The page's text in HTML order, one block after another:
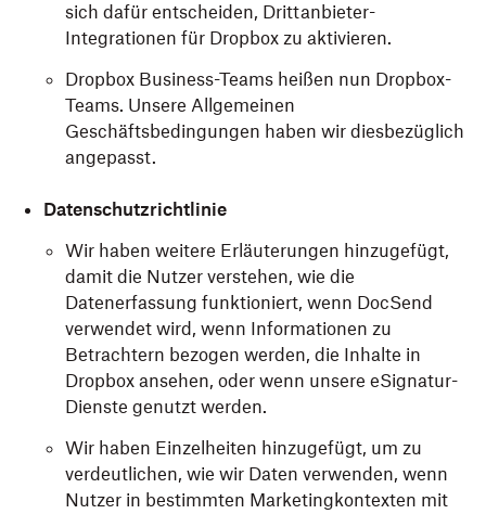
sich dafür entscheiden, Drittanbieter-
Integrationen für Dropbox zu aktivieren.
Dropbox Business-Teams heißen nun Dropbox-
Teams. Unsere Allgemeinen
Geschäftsbedingungen haben wir diesbezüglich
angepasst.
Datenschutzrichtlinie
Wir haben weitere Erläuterungen hinzugefügt,
damit die Nutzer verstehen, wie die
Datenerfassung funktioniert, wenn DocSend
verwendet wird, wenn Informationen zu
Betrachtern bezogen werden, die Inhalte in
Dropbox ansehen, oder wenn unsere eSignatur-
Dienste genutzt werden.
Wir haben Einzelheiten hinzugefügt, um zu
verdeutlichen, wie wir Daten verwenden, wenn
Nutzer in bestimmten Marketingkontexten mit